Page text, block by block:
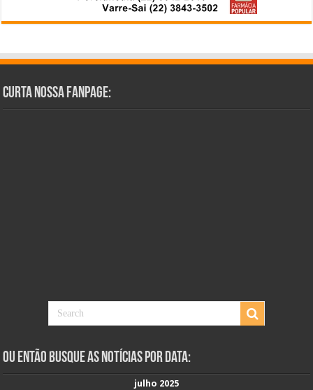
Curta Nossa Fanpage:
Ou Então Busque as Notícias Por Data:
julho 2025